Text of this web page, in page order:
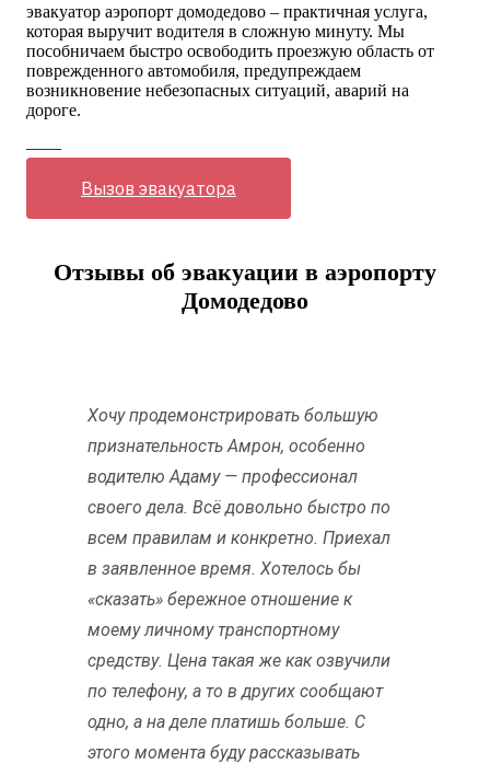
эвакуатор аэропорт домодедово – практичная услуга,
которая выручит водителя в сложную минуту. Мы
пособничаем быстро освободить проезжую область от
поврежденного автомобиля, предупреждаем
возникновение небезопасных ситуаций, аварий на
дороге.
——
Вызов эвакуатора
Отзывы об эвакуации в аэропорту
Домодедово
Хочу продемонстрировать большую
признательность Амрон, особенно
водителю Адаму — профессионал
своего дела. Всё довольно быстро по
всем правилам и конкретно. Приехал
в заявленное время. Хотелось бы
«сказать» бережное отношение к
моему личному транспортному
средству. Цена такая же как озвучили
по телефону, а то в других сообщают
одно, а на деле платишь больше. С
этого момента буду рассказывать